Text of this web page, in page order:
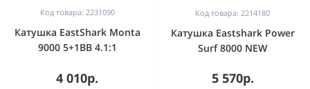
Код товара: 2231090
Катушка EastShark Monta
9000 5+1BB 4.1:1
4 010р.
Код товара: 2214180
Катушка Eastshark Power
Surf 8000 NEW
5 570р.